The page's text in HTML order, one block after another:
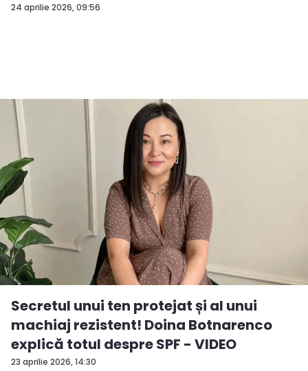
24 aprilie 2026, 09:56
23 aprilie 2026, 14:30
Secretul unui ten protejat și al unui
machiaj rezistent! Doina Botnarenco
explică totul despre SPF - VIDEO